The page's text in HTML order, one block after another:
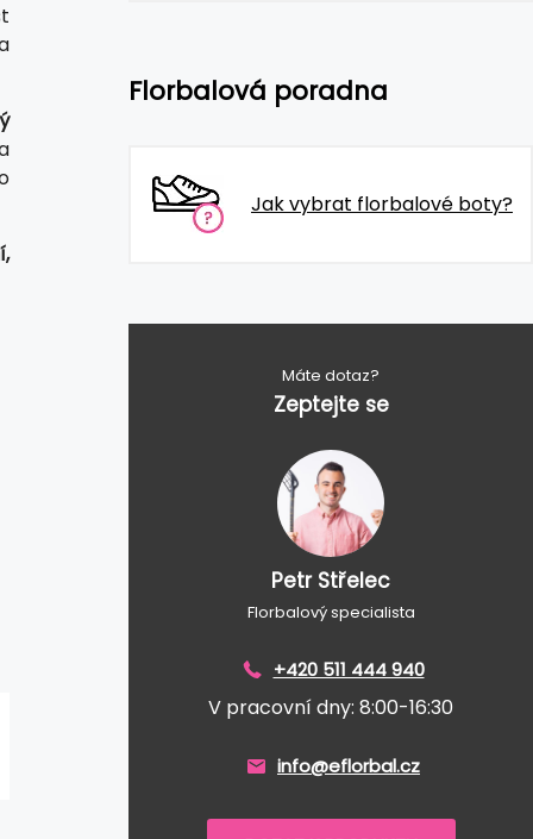
Florbalová poradna
Jak vybrat florbalové boty?
Máte dotaz?
Zeptejte se
Petr Střelec
Florbalový specialista
+420 511 444 940
V pracovní dny: 8:00-16:30
info@eflorbal.cz